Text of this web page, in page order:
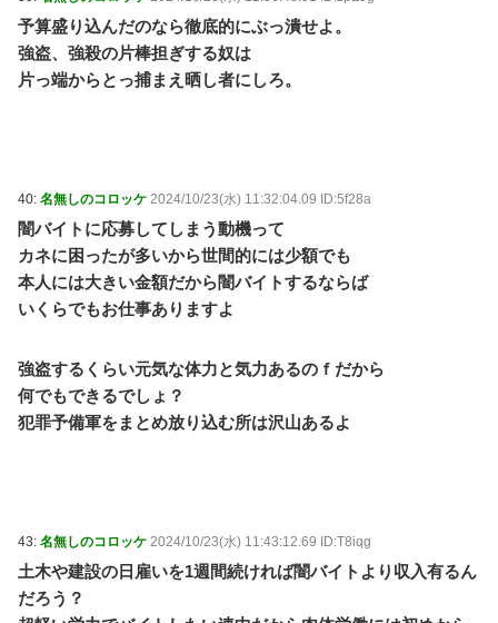
予算盛り込んだのなら徹底的にぶっ潰せよ。
強盗、強殺の片棒担ぎする奴は
片っ端からとっ捕まえ晒し者にしろ。
40: 名無しのコロッケ 2024/10/23(水) 11:32:04.09 ID:5f28a
闇バイトに応募してしまう動機って
カネに困ったが多いから世間的には少額でも
本人には大きい金額だから闇バイトするならば
いくらでもお仕事ありますよ
強盗するくらい元気な体力と気力あるのｆだから
何でもできるでしょ？
犯罪予備軍をまとめ放り込む所は沢山あるよ
43: 名無しのコロッケ 2024/10/23(水) 11:43:12.69 ID:T8iqg
土木や建設の日雇いを1週間続ければ闇バイトより収入有るん
だろう？